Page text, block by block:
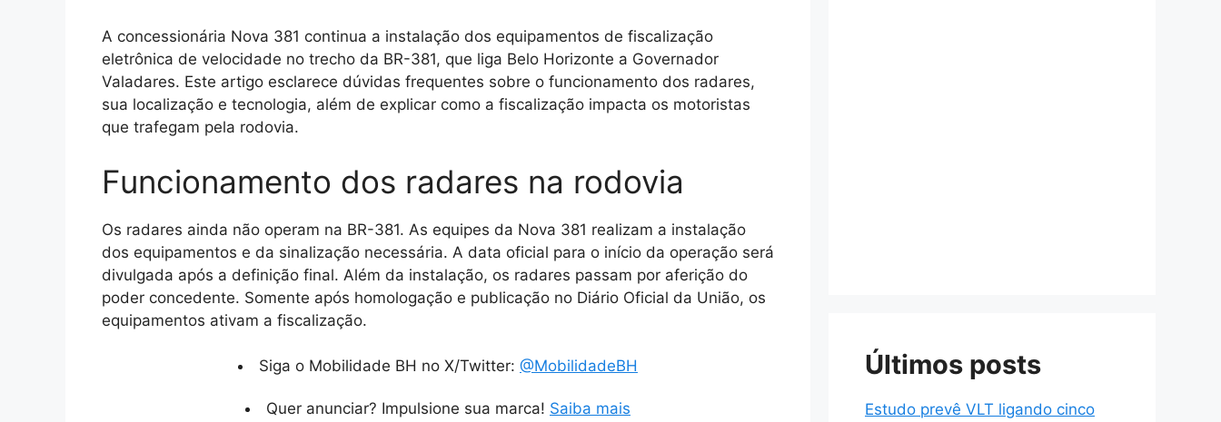
A concessionária Nova 381 continua a instalação dos equipamentos de fiscalização
eletrônica de velocidade no trecho da BR-381, que liga Belo Horizonte a Governador
Valadares. Este artigo esclarece dúvidas frequentes sobre o funcionamento dos radares,
sua localização e tecnologia, além de explicar como a fiscalização impacta os motoristas
que trafegam pela rodovia.
Funcionamento dos radares na rodovia
Os radares ainda não operam na BR-381. As equipes da Nova 381 realizam a instalação
dos equipamentos e da sinalização necessária. A data oficial para o início da operação será
divulgada após a definição final. Além da instalação, os radares passam por aferição do
poder concedente. Somente após homologação e publicação no Diário Oficial da União, os
equipamentos ativam a fiscalização.
Siga o Mobilidade BH no X/Twitter: @MobilidadeBH
Quer anunciar? Impulsione sua marca! Saiba mais
Últimos posts
Estudo prevê VLT ligando cinco